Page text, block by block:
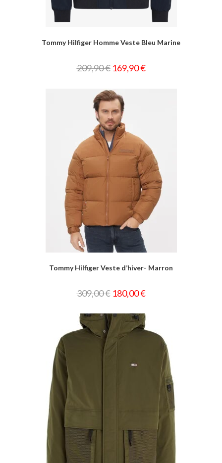
Tommy Hilfiger Homme Veste Bleu Marine
209,90€ 169,90€
Tommy Hilfiger Veste d’hiver- Marron
309,00€ 180,00€